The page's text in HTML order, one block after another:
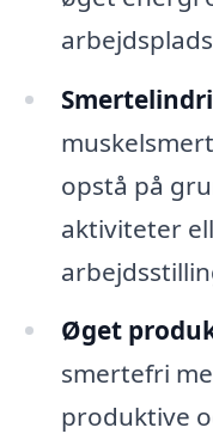
opstå på
aktiviteter
Øget
smertefri
produktive